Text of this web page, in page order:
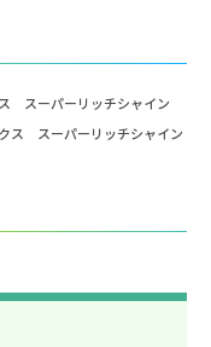
スーパーリッチシャイン
ス スーパーリッチシャイン